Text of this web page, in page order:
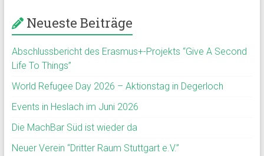
Neueste Beiträge
Abschlussbericht des Erasmus+-Projekts “Give A Second
Life To Things”
World Refugee Day 2026 – Aktionstag in Degerloch
Events in Heslach im Juni 2026
Die MachBar Süd ist wieder da
Neuer Verein “Dritter Raum Stuttgart e.V.”